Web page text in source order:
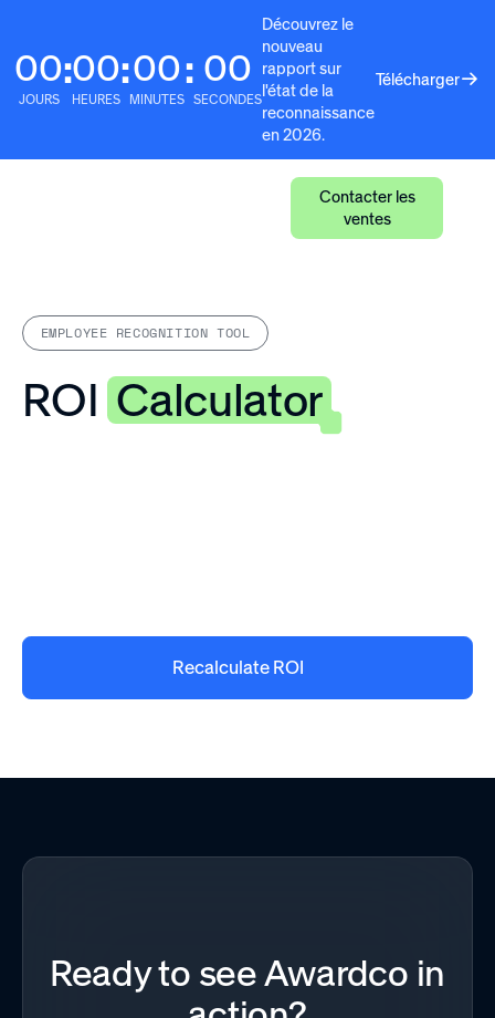
00
JOURS
:00
HEURES
:00
MINUTES
: 00
SECONDES
Découvrez le
nouveau
rapport sur
l'état de la
reconnaissance
en 2026.
Télécharger
Contacter les
ventes
EMPLOYEE RECOGNITION TOOL
ROICalculator
Recalculate ROI
Ready to see Awardco in